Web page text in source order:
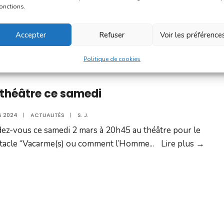
Accepter Refuser Voir les
Politique de cookies
projets
2024
ce samedi
2024 | ACTUALITÉS | S. J.
vous ce samedi 2 mars à 20h45 au théâtre pour le
“Vacarme(s) ou comment l’Homme... Lire plus →